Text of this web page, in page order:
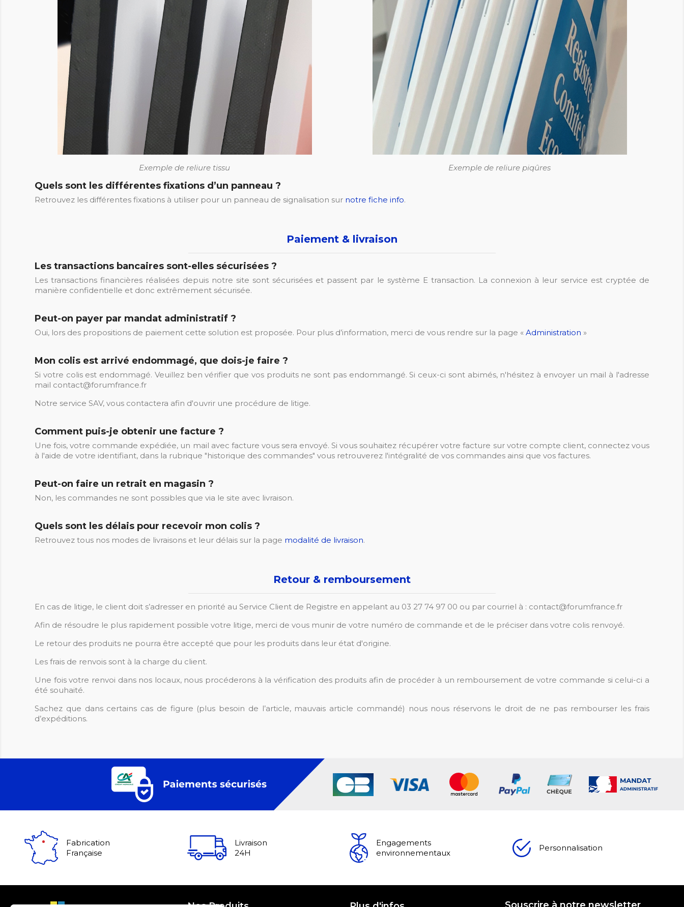
Exemple de reliure tissu Exemple de reliure piqûres
Quels sont les différentes fixations d’un panneau ?
Retrouvez les différentes fixations à utiliser pour un panneau de signalisation sur notre fiche info.
Paiement & livraison
Les transactions bancaires sont-elles sécurisées ?
Les transactions financières réalisées depuis notre site sont sécurisées et passent par le système E transaction. La connexion à leur service est cryptée de
manière confidentielle et donc extrêmement sécurisée.
Peut-on payer par mandat administratif ?
Oui, lors des propositions de paiement cette solution est proposée. Pour plus d’information, merci de vous rendre sur la page « Administration »
Mon colis est arrivé endommagé, que dois-je faire ?
Si votre colis est endommagé. Veuillez ben vérifier que vos produits ne sont pas endommangé. Si ceux-ci sont abimés, n'hésitez à envoyer un mail à l'adresse
mail contact@forumfrance.fr
Notre service SAV, vous contactera afin d'ouvrir une procédure de litige.
Comment puis-je obtenir une facture ?
Une fois, votre commande expédiée, un mail avec facture vous sera envoyé. Si vous souhaitez récupérer votre facture sur votre compte client, connectez vous
à l'aide de votre identifiant, dans la rubrique "historique des commandes" vous retrouverez l'intégralité de vos commandes ainsi que vos factures.
Peut-on faire un retrait en magasin ?
Non, les commandes ne sont possibles que via le site avec livraison.
Quels sont les délais pour recevoir mon colis ?
Retrouvez tous nos modes de livraisons et leur délais sur la page modalité de livraison.
Retour & remboursement
En cas de litige, le client doit s’adresser en priorité au Service Client de Registre en appelant au 03 27 74 97 00 ou par courriel à : contact@forumfrance.fr
Afin de résoudre le plus rapidement possible votre litige, merci de vous munir de votre numéro de commande et de le préciser dans votre colis renvoyé.
Le retour des produits ne pourra être accepté que pour les produits dans leur état d'origine.
Les frais de renvois sont à la charge du client.
Une fois votre renvoi dans nos locaux, nous procéderons à la vérification des produits afin de procéder à un remboursement de votre commande si celui-ci a
été souhaité.
Sachez que dans certains cas de figure (plus besoin de l’article, mauvais article commandé) nous nous réservons le droit de ne pas rembourser les frais
d’expéditions.
Fabrication
Française
Livraison
24H
Engagements
environnementaux
Personnalisation